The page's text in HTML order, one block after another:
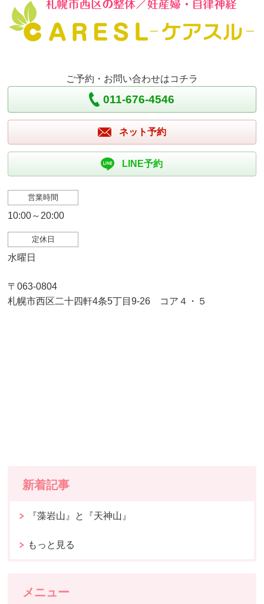
ご予約・お問い合わせはコチラ
011-676-4546
ネット予約
LINE予約
営業時間
10:00～20:00
定休日
水曜日
〒063-0804
札幌市西区二十四軒4条5丁目9-26 コア４・５
新着記事
『藻岩山』と『天神山』
もっと見る
メニュー